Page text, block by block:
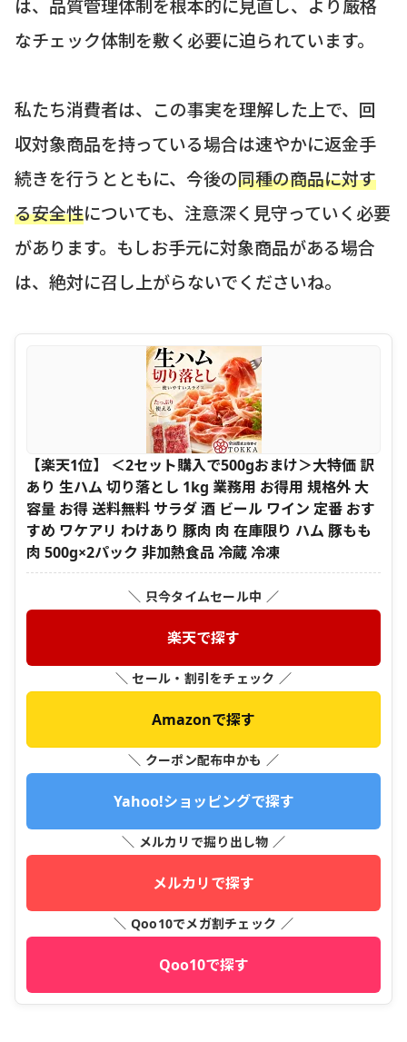
は、品質管理体制を根本的に見直し、より厳格
なチェック体制を敷く必要に迫られています。
私たち消費者は、この事実を理解した上で、回
収対象商品を持っている場合は速やかに返金手
続きを行うとともに、今後の同種の商品に対す
る安全性についても、注意深く見守っていく必要
があります。もしお手元に対象商品がある場合
は、絶対に召し上がらないでくださいね。
【楽天1位】 ＜2セット購入で500gおまけ＞大特価 訳
あり 生ハム 切り落とし 1kg 業務用 お得用 規格外 大
容量 お得 送料無料 サラダ 酒 ビール ワイン 定番 おす
すめ ワケアリ わけあり 豚肉 肉 在庫限り ハム 豚もも
肉 500g×2パック 非加熱食品 冷蔵 冷凍
＼ 只今タイムセール中 ／
楽天で探す
＼ セール・割引をチェック ／
Amazonで探す
＼ クーポン配布中かも ／
Yahoo!ショッピングで探す
＼ メルカリで掘り出し物 ／
メルカリで探す
＼ Qoo10でメガ割チェック ／
Qoo10で探す